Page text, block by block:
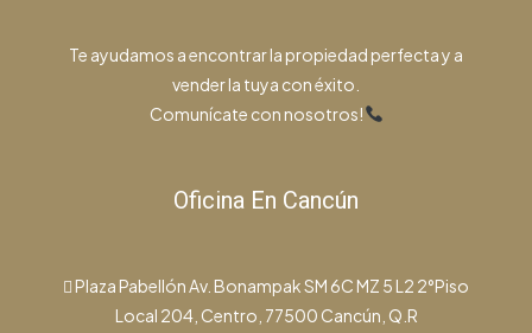
Te ayudamos a encontrar la propiedad perfecta y a
vender la tuya con éxito.
Comunícate con nosotros!
Oficina En Cancún
Plaza Pabellón Av. Bonampak SM 6C MZ 5 L2 2°Piso
Local 204, Centro, 77500 Cancún, Q.R